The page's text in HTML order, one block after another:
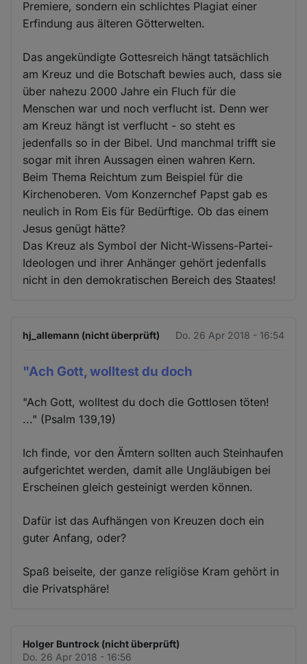
Premiere, sondern ein schlichtes Plagiat einer
Erfindung aus älteren Götterwelten.
Das angekündigte Gottesreich hängt tatsächlich
am Kreuz und die Botschaft bewies auch, dass sie
über nahezu 2000 Jahre ein Fluch für die
Menschen war und noch verflucht ist. Denn wer
am Kreuz hängt ist verflucht - so steht es
jedenfalls so in der Bibel. Und manchmal trifft sie
sogar mit ihren Aussagen einen wahren Kern.
Beim Thema Reichtum zum Beispiel für die
Kirchenoberen. Vom Konzernchef Papst gab es
neulich in Rom Eis für Bedürftige. Ob das einem
Jesus genügt hätte?
Das Kreuz als Symbol der Nicht-Wissens-Partei-
Ideologen und ihrer Anhänger gehört jedenfalls
nicht in den demokratischen Bereich des Staates!
hj_allemann (nicht überprüft) Do. 26 Apr 2018 - 16:54
"Ach Gott, wolltest du doch
"Ach Gott, wolltest du doch die Gottlosen töten!
..." (Psalm 139,19)
Ich finde, vor den Ämtern sollten auch Steinhaufen
aufgerichtet werden, damit alle Ungläubigen bei
Erscheinen gleich gesteinigt werden können.
Dafür ist das Aufhängen von Kreuzen doch ein
guter Anfang, oder?
Spaß beiseite, der ganze religiöse Kram gehört in
die Privatsphäre!
Holger Buntrock (nicht überprüft)
Do. 26 Apr 2018 - 16:56